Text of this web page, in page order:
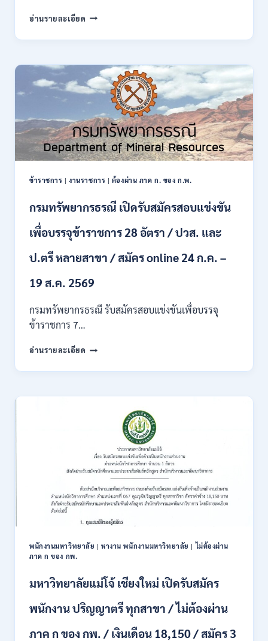
10
17
2569
อ่านรายละเอียด กรม
เปิด
สมัคร
งาน
138
ปวช.
ปวส.
ป.ตรี
หลาย
/
ต้อง
ภาค
ของ
/
เดือน
18150
ONLINE
สิงหาคม
ข้าราชการ |งานราชการ | ต้องผ่าน ภาค ก. ของ ก.พ.
กรมทรัพยากรธรณี เปิดรับสมัครสอบแข่งขัน
เพื่อบรรจุข้าราชการ 28 อัตรา / ปวส. และ
ป.ตรี หลายสาขา / สมัคร online 24 ก.ค. –
19 ส.ค. 2569
กรมทรัพยากรธรณี รับสมัครสอบแข่งขันเพื่อบรรจุ
ข้าราชการ 7…
อ่านรายละเอียด กรม
เปิด
สมัคร
ข้าราชการ
28
/
ปวส.
ป.ตรี
สาขา
สมัคร
ONLINE
ก.ค.
19
พนักงานมหาวิทยาลัย |หางาน พนักงานมหาวิทยาลัย |ไม่ต้องผ่าน
ภาค ก ของ กพ.
มหาวิทยาลัยแม่โจ้ เชียงใหม่ เปิดรับสมัคร
พนักงาน ปริญญาตรี ทุกสาขา / ไม่ต้องผ่าน
ภาค ก ของ กพ. / เงินเดือน 18,150 / สมัคร 3